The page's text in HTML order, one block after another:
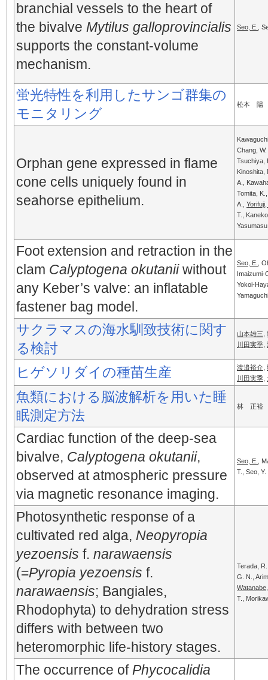
branchial vessels to the heart of
the bivalve Mytilus galloprovincialis
supports the constant-volume
mechanism.
Seo, E. ,
蛍光特性を利用したサンゴ群集の
モニタリング
松本 陽
Orphan gene expressed in flame
cone cells uniquely found in
seahorse epithelium.
Chang, W.
Tsuchiya,
Kinoshita,
A.,
Tomita,
A.,
T.,
Foot extension and retraction in the
clam Calyptogena okutaniiwithout
any Keber’s valve: an inflatable
fastener bag model.
Seo, E.
,
Imaizumi-
Yokoi-
サクラマスの海水馴致技術に関す
る検討
山本雄三
川田実季
ヒゲソリダイの種苗生産 渡邉裕介
川田実季
魚類における脳波解析を用いた睡
眠測定方法
林 正裕
Cardiac function of the deep-sea
bivalve, Calyptogena okutanii,
observed at atmospheric pressure
via magnetic resonance imaging.
Seo, E.
,
T., Seo, Y.
Photosynthetic response of a
cultivated red alga, Neopyropia
yezoensis f. narawaensis
(=Pyropia yezoensis f.
narawaensis; Bangiales,
Rhodophyta) to dehydration stress
differs with between two
heteromorphic life-history stages.
Terada,
G. N.,
T.,
The occurrence of Phycocalidia